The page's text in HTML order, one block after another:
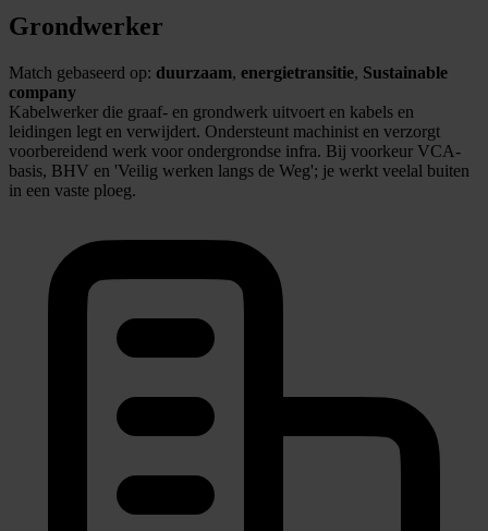
Grondwerker
Match gebaseerd op: duurzaam, energietransitie, Sustainable
company
Kabelwerker die graaf- en grondwerk uitvoert en kabels en
leidingen legt en verwijdert. Ondersteunt machinist en verzorgt
voorbereidend werk voor ondergrondse infra. Bij voorkeur VCA-
basis, BHV en 'Veilig werken langs de Weg'; je werkt veelal buiten
in een vaste ploeg.